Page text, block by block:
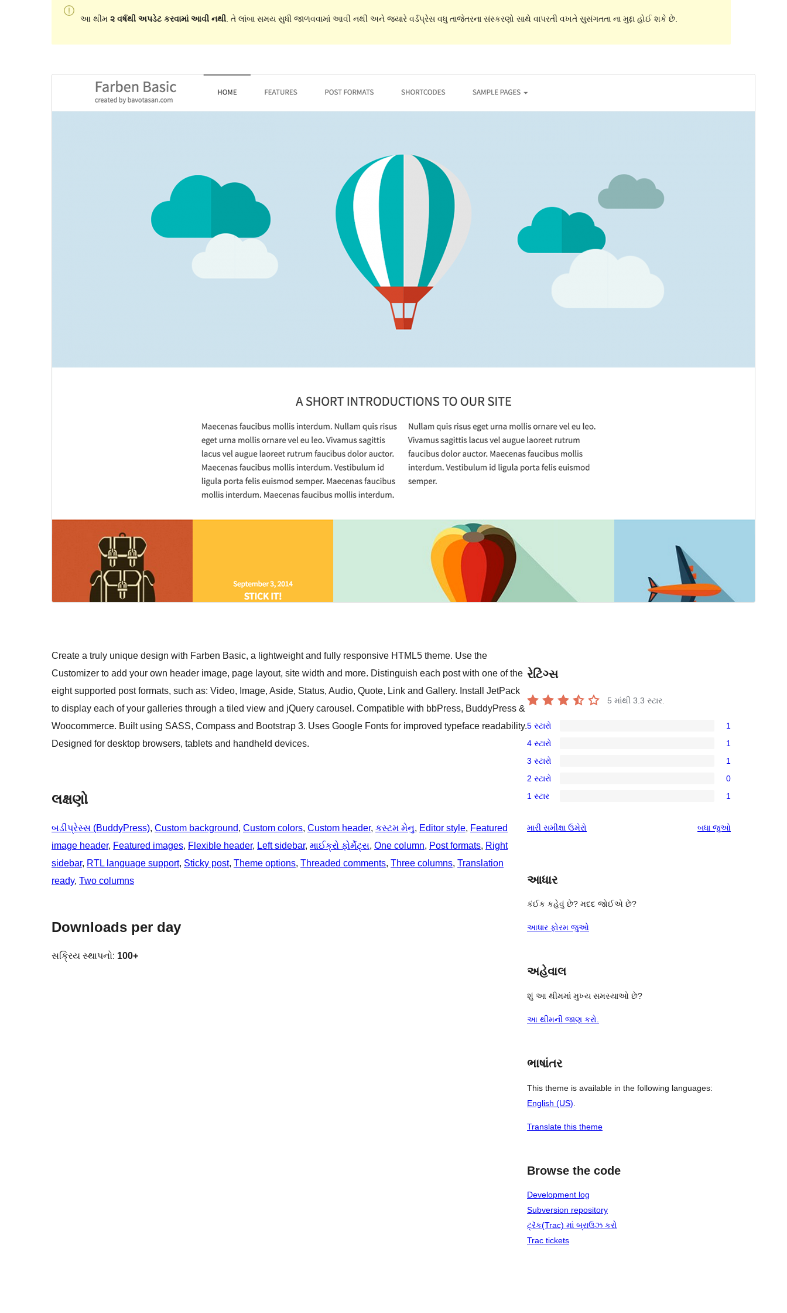
આ થીમ ૨ વર્ષથી અપડેટ કરવામાં આવી નથી. તે લાંબા સમય સુધી જાળવવામાં આવી નથી અને જ્યારે વર્ડપ્રેસ વધુ તાજેતરના સંસ્કરણો સાથે વાપરતી વખતે સુસંગતતા ના મુદ્દા હોઈ શકે છે.
Create a truly unique design with Farben Basic, a lightweight and fully responsive HTML5 theme. Use the
Customizer to add your own header image, page layout, site width and more. Distinguish each post with one of the
eight supported post formats, such as: Video, Image, Aside, Status, Audio, Quote, Link and Gallery. Install JetPack
to display each of your galleries through a tiled view and jQuery carousel. Compatible with bbPress, BuddyPress &
Woocommerce. Built using SASS, Compass and Bootstrap 3. Uses Google Fonts for improved typeface readability.
Designed for desktop browsers, tablets and handheld devices.
લક્ષણો
બડીપ્રેસ્સ (BuddyPress), Custom background, Custom colors, Custom header, કસ્ટમ મેનુ, Editor style, Featured
image header, Featured images, Flexible header, Left sidebar, માઈક્રો ફોર્મેટ્સ, One column, Post formats, Right
sidebar, RTL language support, Sticky post, Theme options, Threaded comments, Three columns, Translation
ready, Two columns
Downloads per day
સક્રિય સ્થાપનો: 100+
રેટિંગ્સ
5 માંથી 3.3 સ્ટાર.
5-
સ્ટાર
સમીક્ષા
5 સ્ટારો 1
4-
સ્ટાર
સમીક્ષા
4 સ્ટારો 1
3-
સ્ટાર
3 સ્ટારો 1
2-
સમીક્ષાઓ
2 સ્ટારો 0
સ્ટાર
1 સ્ટાર 1
મારી સમીક્ષા ઉમેરો બધા સમીક્ષાઓ
જુઓ
આધાર
કંઈક કહેવું છે? મદદ જોઈએ છે?
આધાર ફોરમ જુઓ
અહેવાલ
શું આ થીમમાં મુખ્ય સમસ્યાઓ છે?
આ થીમની જાણ કરો.
ભાષાંતર
This theme is available in the following languages:
English (US)
Translate this theme
Browse the code
Development log
Subversion repository
ટ્રૅક(Trac) માં બ્રાઉઝ કરો
Trac tickets